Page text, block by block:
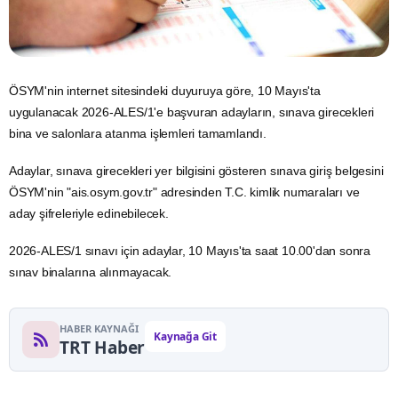
ÖSYM'nin internet sitesindeki duyuruya göre, 10 Mayıs'ta
uygulanacak 2026-ALES/1'e başvuran adayların, sınava girecekleri
bina ve salonlara atanma işlemleri tamamlandı.
Adaylar, sınava girecekleri yer bilgisini gösteren sınava giriş belgesini
ÖSYM'nin "ais.osym.gov.tr" adresinden T.C. kimlik numaraları ve
aday şifreleriyle edinebilecek.
2026-ALES/1 sınavı için adaylar, 10 Mayıs'ta saat 10.00'dan sonra
sınav binalarına alınmayacak.
HABER KAYNAĞI
TRT Haber Kaynağa Git